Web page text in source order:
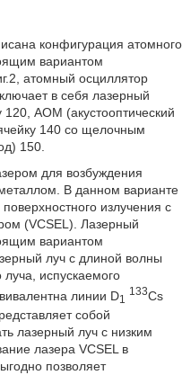
конфигурация атомного
вариантом
атомный осциллятор
в себя лазерный
AOM (акустооптический
140 со щелочным
150.
для возбуждения
В данном варианте
излучения с
(VCSEL). Лазерный
вариантом
луч с длиной волны
испускаемого
линии D1
133Cs
собой
лазерный луч с низким
лазера VCSEL в
позволяет